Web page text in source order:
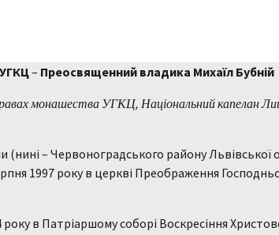
– Преосвященний владика Михаїл Бубній
монашества УГКЦ, Національний капелан
(нині – Червоноградського району Львівської
1997 року в церкві Преображення
року в Патріаршому соборі Воскресіння